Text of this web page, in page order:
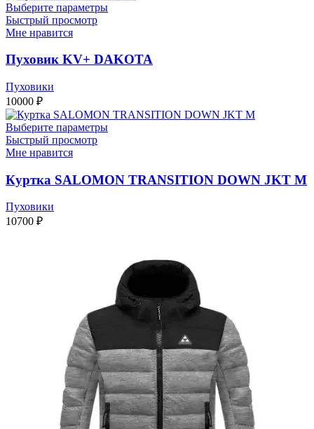
Выберите параметры
Быстрый просмотр
Мне нравится
Пуховик KV+ DAKOTA
Пуховики
10000 ₽
Выберите параметры
Быстрый просмотр
Мне нравится
Куртка SALOMON TRANSITION DOWN JKT M
Пуховики
10700 ₽